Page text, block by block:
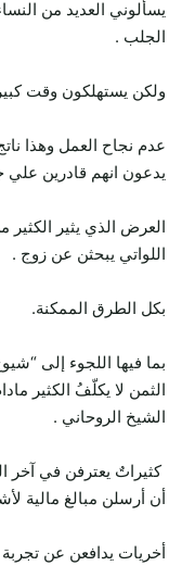
يسألوني العديد من
الجلب .
ولكن يستهلكون وقت
عدم نجاح العمل وهذا
يدعون انهم قادرين
العرض الذي يثير الكثير
اللواتي يبحثن عن زوج .
بكل الطرق الممكنة.
بما فيها اللجوء إلى
الثمن لا يكلّفُ الكثير
الشيخ الروحاني .
كثيراتٌ يعترفن في آخر
أن أرسلن مبالغ مالية
أخريات يدافعن عن